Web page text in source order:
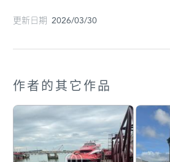
更新日期 2026/03/30
作者的其它作品